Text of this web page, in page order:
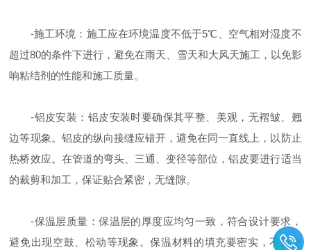
-施工环境：施工应在环境温度不低于5℃、空气相对湿度不
超过80的条件下进行，避免在雨天、雪天和大风天施工，以免影
响粘结剂的性能和施工质量。
-铝皮安装：铝皮安装时要确保其平整、美观，无褶皱、翘
边等现象。铝皮的纵向接缝应错开，避免在同一直线上，以防止
热桥效应。在管道的弯头、三通、变径等部位，铝皮要进行适当
的裁剪和加工，保证贴合紧密，无缝隙。
-保温层质量：保温层的厚度应均匀一致，符合设计要求，
避免出现空鼓、松动等现象。保温材料的填充要密实，不留空